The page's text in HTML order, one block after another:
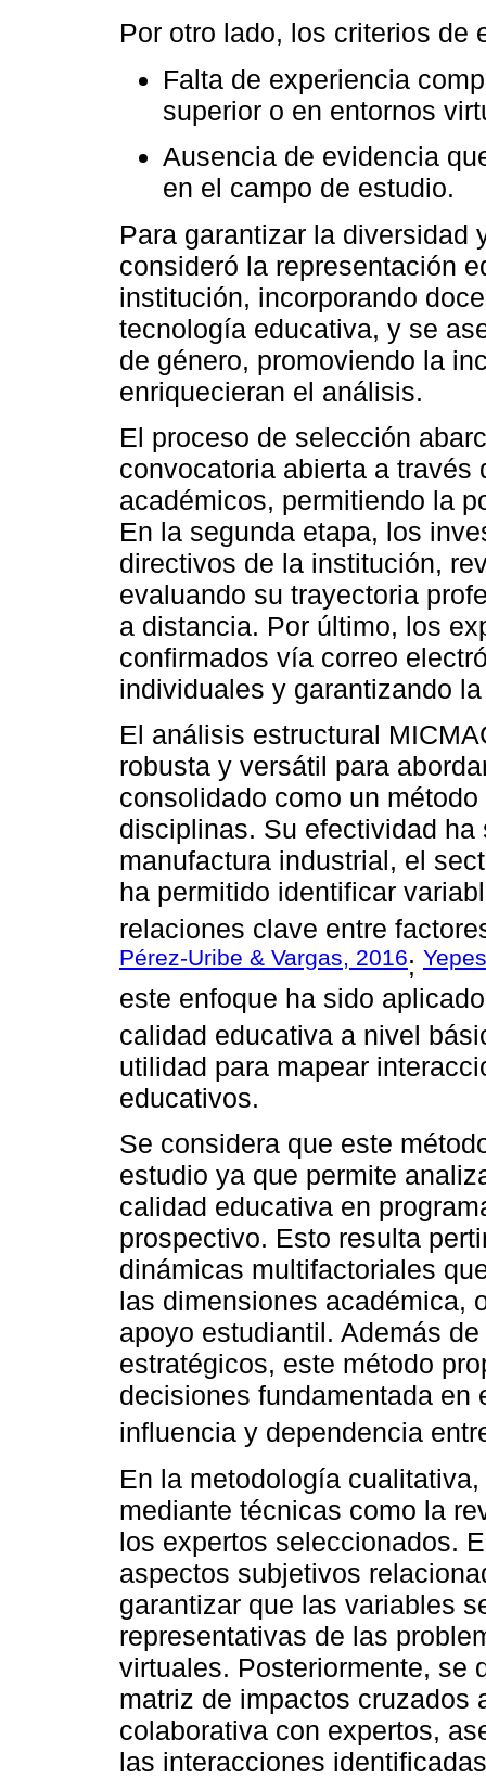
Por otro lado, los criterios de
Falta de experiencia
superior o en entornos
Ausencia de evidencia
en el campo de estudio.
Para garantizar la diversidad
consideró la representación
institución, incorporando
tecnología educativa, y se
de género, promoviendo la
enriquecieran el análisis.
El proceso de selección
convocatoria abierta a
académicos, permitiendo la
En la segunda etapa, los
directivos de la institución,
evaluando su trayectoria
a distancia. Por último, los
confirmados vía correo
individuales y garantizando
El análisis estructural
robusta y versátil para
consolidado como un
disciplinas. Su efectividad
manufactura industrial, el
ha permitido identificar
relaciones clave entre
Pérez-Uribe & Vargas, 2016;
este enfoque ha sido
calidad educativa a nivel
utilidad para mapear
educativos.
Se considera que este
estudio ya que permite
calidad educativa en
prospectivo. Esto resulta
dinámicas multifactoriales
las dimensiones académica,
apoyo estudiantil. Además
estratégicos, este método
decisiones fundamentada
influencia y dependencia
En la metodología
mediante técnicas como la
los expertos seleccionados.
aspectos subjetivos
garantizar que las variables
representativas de las
virtuales. Posteriormente, se
matriz de impactos cruzados
colaborativa con expertos,
las interacciones